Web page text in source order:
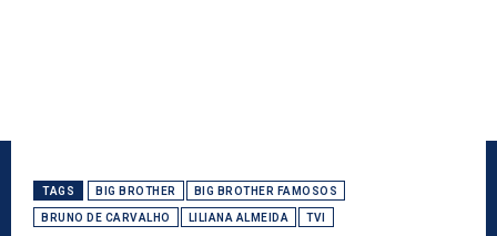
TAGS BIG BROTHER BIG BROTHER FAMOSOS
BRUNO DE CARVALHO LILIANA ALMEIDA TVI